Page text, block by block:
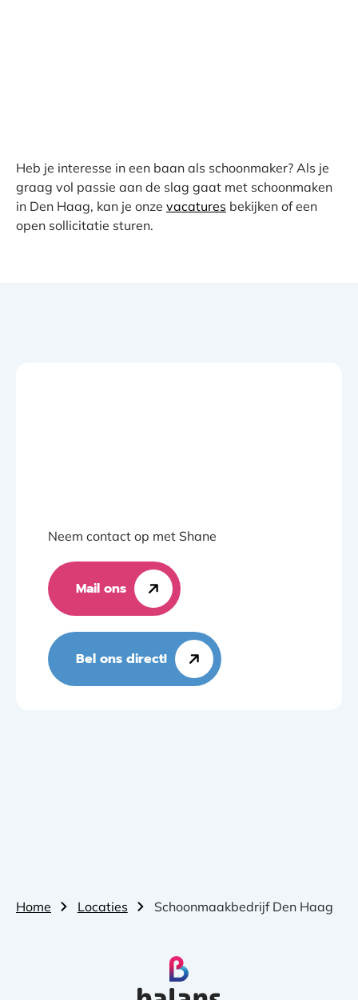
Heb je interesse in een baan als schoonmaker? Als je
graag vol passie aan de slag gaat met schoonmaken
in Den Haag, kan je onze vacatures bekijken of een
open sollicitatie sturen.
Neem contact op met Shane
Mail ons
Bel ons direct!
Home Locaties Schoonmaakbedrijf Den Haag